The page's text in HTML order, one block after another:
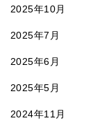
2025年10月
2025年7月
2025年6月
2025年5月
2024年11月